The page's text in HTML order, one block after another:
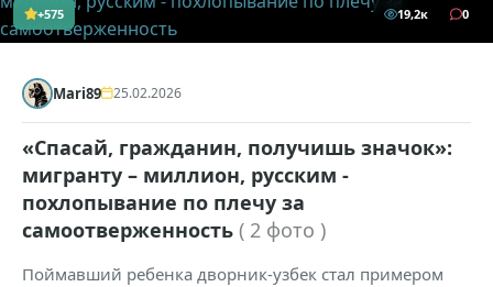
+575 19,2к 0
Mari89 25.02.2026
«Спасай, гражданин, получишь значок»:
мигранту – миллион, русским -
похлопывание по плечу за
самоотверженность ( 2 фото )
Поймавший ребенка дворник-узбек стал примером